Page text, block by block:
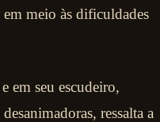
meio às dificuldades
em seu escudeiro,
ressalta a